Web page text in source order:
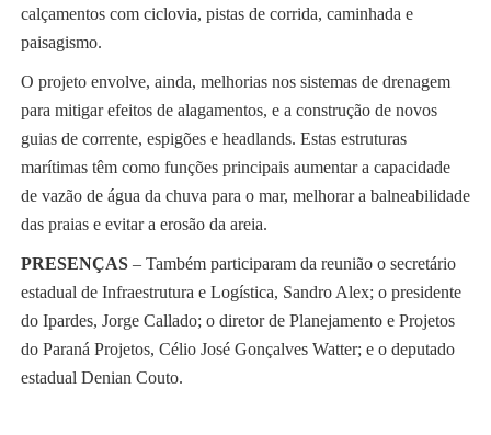
calçamentos com ciclovia, pistas de corrida, caminhada e
paisagismo.
O projeto envolve, ainda, melhorias nos sistemas de drenagem
para mitigar efeitos de alagamentos, e a construção de novos
guias de corrente, espigões e headlands. Estas estruturas
marítimas têm como funções principais aumentar a capacidade
de vazão de água da chuva para o mar, melhorar a balneabilidade
das praias e evitar a erosão da areia.
PRESENÇAS– Também participaram da reunião o secretário
estadual de Infraestrutura e Logística, Sandro Alex; o presidente
do Ipardes, Jorge Callado; o diretor de Planejamento e Projetos
do Paraná Projetos, Célio José Gonçalves Watter; e o deputado
estadual Denian Couto.